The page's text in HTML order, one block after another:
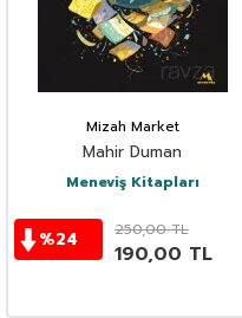
Mizah Market
Mahir Duman
Meneviş Kitapları
%24 250,00TL
190,00 TL